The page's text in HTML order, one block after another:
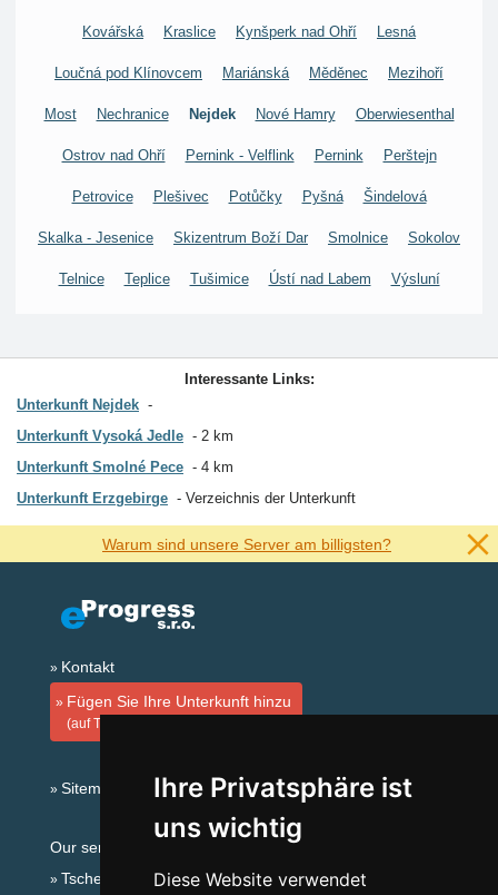
Ihre Privatsphäre ist
uns wichtig
Diese Website verwendet
Kovářská Kraslice Kynšperk nad Ohří Lesná
Loučná pod Klínovcem Mariánská Měděnec Mezihoří
Most Nechranice Nejdek Nové Hamry Oberwiesenthal
Ostrov nad Ohří Pernink - Velflink Pernink Perštejn
Petrovice Plešivec Potůčky Pyšná Šindelová
Skalka - Jesenice Skizentrum Boží Dar Smolnice Sokolov
Telnice Teplice Tušimice Ústí nad Labem Výsluní
Interessante Links:
Unterkunft Nejdek
Unterkunft Vysoká Jedle
2 km
Unterkunft Smolné Pece
4 km
Unterkunft Erzgebirge
Verzeichnis der Unterkunft
Warum sind unsere Server am billigsten?
Kontakt
Fügen Sie Ihre Unterkunft hinzu
(auf Tschechisch)
Sitemap
Our servers:
Tschechische Gebirge